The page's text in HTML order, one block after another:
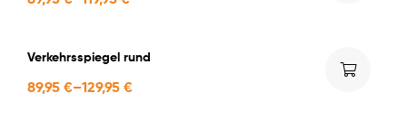
Verkehrsspiegel rund
89,95 €–129,95 €